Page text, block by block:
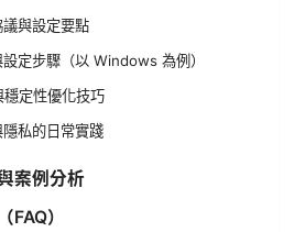
與設定要點
定步驟（以 Windows 為例）
定性優化技巧
私的日常實踐
案例分析
FAQ）